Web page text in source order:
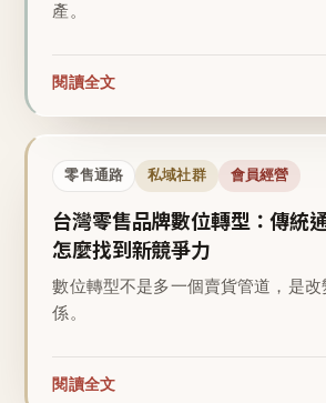
產。
閱讀全文
零售通路 私域社群 會員經營
台灣零售品牌數位轉型：傳統
怎麼找到新競爭力
數位轉型不是多一個賣貨管道，是改
係。
閱讀全文